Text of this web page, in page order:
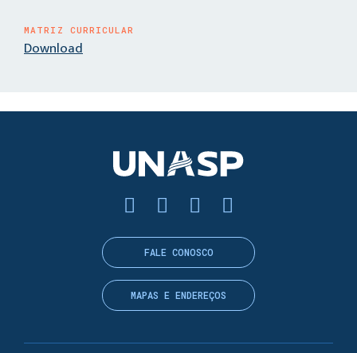
MATRIZ CURRICULAR
Download
FALE CONOSCO
MAPAS E ENDEREÇOS